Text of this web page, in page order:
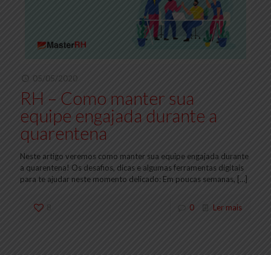
05/05/2020
RH – Como manter sua
equipe engajada durante a
quarentena
Neste artigo veremos como manter sua equipe engajada durante
a quarentena! Os desafios, dicas e algumas ferramentas digitais
para te ajudar neste momento delicado: Em poucas semanas, […]
8 0 Ler mais